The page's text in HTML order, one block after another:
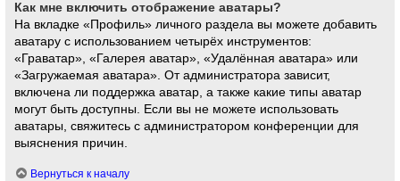
Как мне включить отображение аватары?
На вкладке «Профиль» личного раздела вы можете добавить
аватару с использованием четырёх инструментов:
«Граватар», «Галерея аватар», «Удалённая аватара» или
«Загружаемая аватара». От администратора зависит,
включена ли поддержка аватар, а также какие типы аватар
могут быть доступны. Если вы не можете использовать
аватары, свяжитесь с администратором конференции для
выяснения причин.
Вернуться к началу